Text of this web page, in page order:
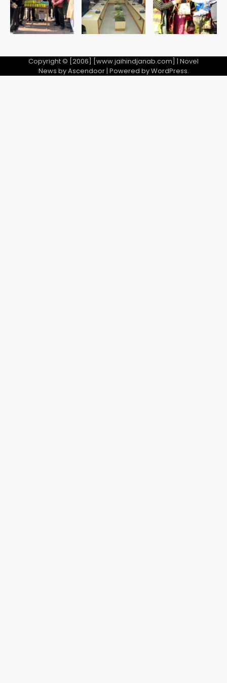
Copyright © [2006] [www.jaihindjanab.com] | Novel
News byAscendoor| Powered byWordPress.